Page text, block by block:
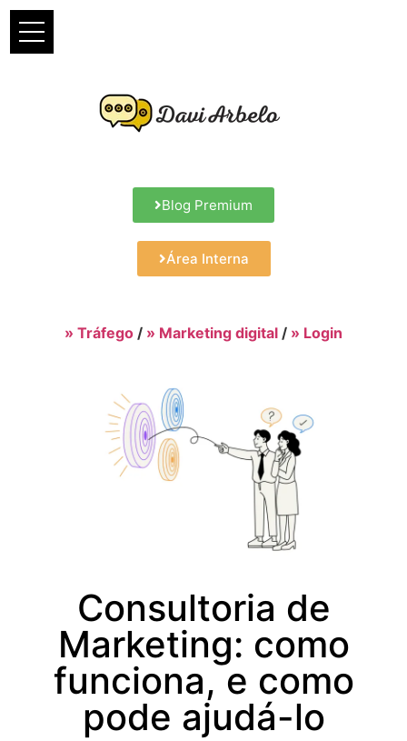
Blog Premium
Área Interna
» Tráfego / » Marketing digital / » Login
Consultoria de
Marketing: como
funciona, e como
pode ajudá-lo